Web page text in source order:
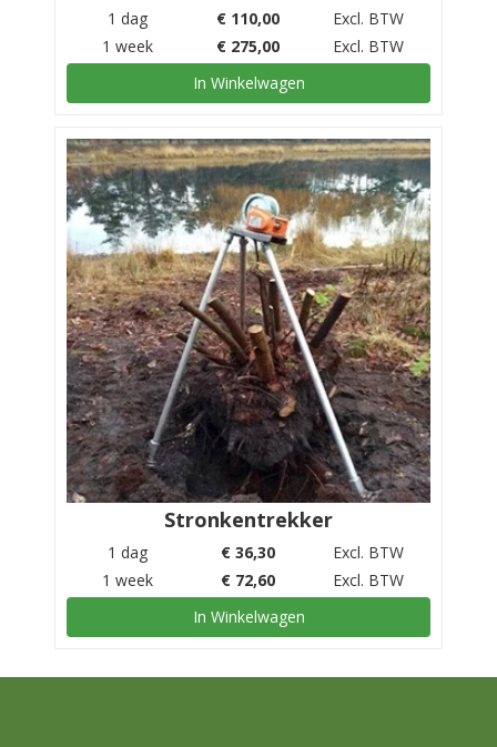
1 dag € 110,00
Excl. BTW
1 week
€ 275,00
Excl. BTW
In Winkelwagen
Stronkentrekker
1 dag € 36,30
Excl. BTW
1 week
€ 72,60
Excl. BTW
In Winkelwagen